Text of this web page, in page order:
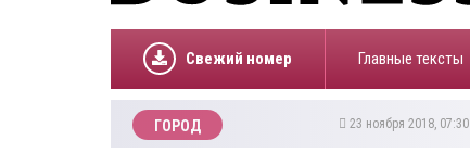
Свежий номер Главные тексты
ГОРОД 23 ноября 2018, 07:30